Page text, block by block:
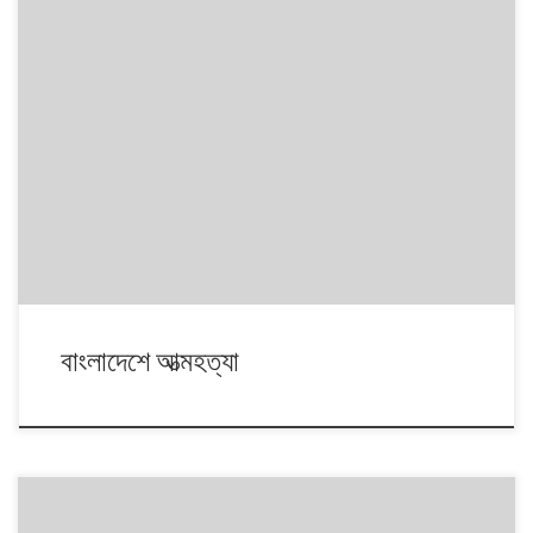
বাংলাদেশে আত্মহত্যা